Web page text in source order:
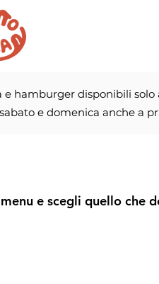
hamburger disponibili solo
e domenica anche a
e scegli quello che